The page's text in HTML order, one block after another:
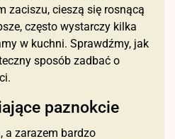
zaciszu, cieszą się rosnącą
często wystarczy kilka
w kuchni. Sprawdźmy, jak
sposób zadbać o
paznokcie
a zarazem bardzo